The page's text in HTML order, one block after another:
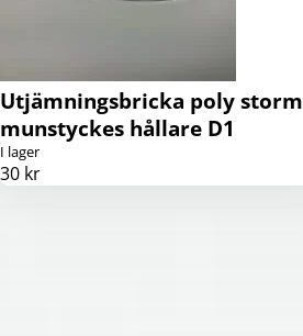
Utjämningsbricka poly storm
munstyckes hållare D1
I lager
30 kr